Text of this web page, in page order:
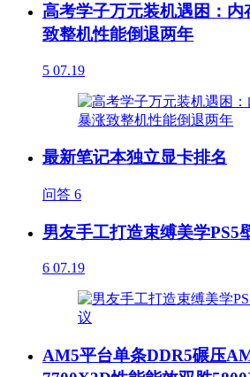
高考学子万元装机遇困：内
致整机性能倒退两年
5 07.19
最新笔记本独立显卡排名
问答 6
男友手工打造束缚美学PS5
6 07.19
AM5平台单条DDR5碾压